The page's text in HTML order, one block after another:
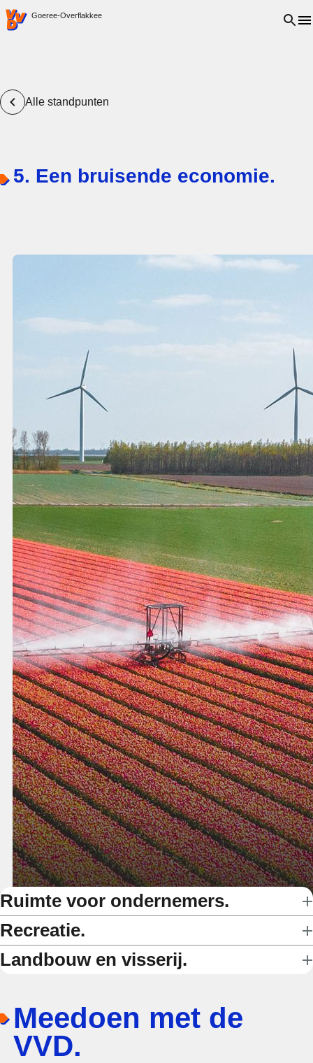
VVD.nl - Ga naar de homepage
Goeree-Overflakkee Open
Alle standpunten
5. Een bruisende economie.
Ruimte voor ondernemers.
Recreatie.
Landbouw en visserij.
Meedoen met de
VVD.